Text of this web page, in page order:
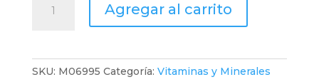
Agregar al carrito
SKU: M06995 Categoría: Vitaminas y Minerales